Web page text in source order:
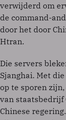
verwijderd om
de command-
door het door
Htran.
Die servers
Sjanghai. Met
op te sporen
van staatsbedrijf
Chinese